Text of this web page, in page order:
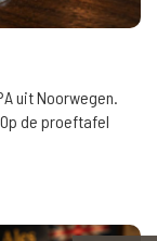
uit Noorwegen.
de proeftafel